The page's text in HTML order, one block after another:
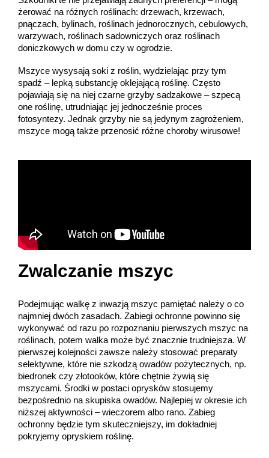
żerować na różnych roślinach: drzewach, krzewach,
pnączach, bylinach, roślinach jednorocznych, cebulowych,
warzywach, roślinach sadowniczych oraz roślinach
doniczkowych w domu czy w ogrodzie.
Mszyce wysysają soki z roślin, wydzielając przy tym
spadź – lepką substancję oklejającą roślinę. Często
pojawiają się na niej czarne grzyby sadzakowe – szpecą
one roślinę, utrudniając jej jednocześnie proces
fotosyntezy. Jednak grzyby nie są jedynym zagrożeniem,
mszyce mogą także przenosić różne choroby wirusowe!
Zwalczanie mszyc
Podejmując walkę z inwazją mszyc pamiętać należy o co
najmniej dwóch zasadach. Zabiegi ochronne powinno się
wykonywać od razu po rozpoznaniu pierwszych mszyc na
roślinach, potem walka może być znacznie trudniejsza. W
pierwszej kolejności zawsze należy stosować preparaty
selektywne, które nie szkodzą owadów pożytecznych, np.
biedronek czy złotooków, które chętnie żywią się
mszycami. Środki w postaci oprysków stosujemy
bezpośrednio na skupiska owadów. Najlepiej w okresie ich
niższej aktywności – wieczorem albo rano. Zabieg
ochronny będzie tym skuteczniejszy, im dokładniej
pokryjemy opryskiem roślinę.